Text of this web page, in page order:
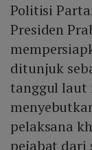
Politisi
Presiden
ditunjuk
tanggul laut
pelaksana
pejabat dari